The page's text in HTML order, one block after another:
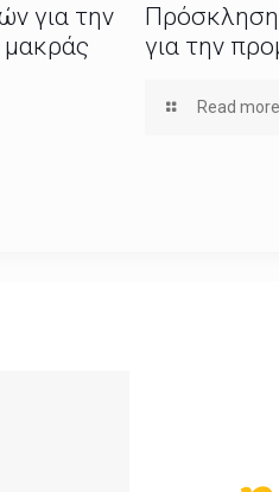
για την
για την
Read more